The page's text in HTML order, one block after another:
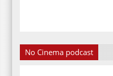
No Cinema podcast